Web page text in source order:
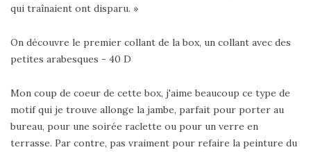
qui traînaient ont disparu. »
On découvre le premier collant de la box, un collant avec des
petites arabesques - 40 D
Mon coup de coeur de cette box, j'aime beaucoup ce type de
motif qui je trouve allonge la jambe, parfait pour porter au
bureau, pour une soirée raclette ou pour un verre en
terrasse. Par contre, pas vraiment pour refaire la peinture du